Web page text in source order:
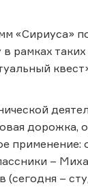
«Сириуса»
рамках
дорожка,
применение:
–
(сегодня –